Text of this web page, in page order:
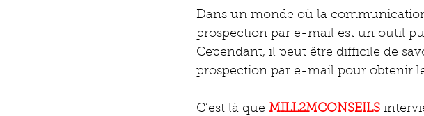
Dans un monde où la
prospection par e-mail est un outil
Cependant, il peut être difficile de
prospection par e-mail pour obtenir
C’est là que MILL2MCONSEILS